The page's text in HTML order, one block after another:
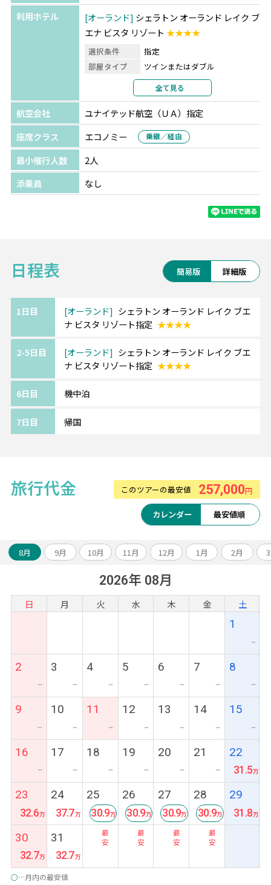
利用ホテル
オーランド シェラトン オーランド レイク ブ
エナ ビスタ リゾート ★★★★
選択条件
指定
部屋タイプ
ツインまたはダブル
2名1室利用
部屋カテゴリ
スタンダード
全て見る
航空会社
ユナイテッド航空（ＵＡ）指定
座席クラス
エコノミー 乗継／経由
最小催行人数
2人
添乗員
なし
日程表 簡易版 詳細版
1日目 オーランド
シェラトン オーランド レイク ブエ
ナ ビスタ リゾート指定 ★★★★
2-5日目 オーランド
シェラトン オーランド レイク ブエ
ナ ビスタ リゾート指定 ★★★★
6日目 機中泊
7日目 帰国
旅行代金 このツアーの最安値 257,000円
カレンダー 最安値順
8月 9月 10月 11月 12月 1月 2月
2026年 08月
日 月 火 水 木 金 土
1
ー
2
ー
3
ー
4
ー
5
ー
6
ー
7
ー
8
ー
9
ー
10
ー
11
ー
12
ー
13
ー
14
ー
15
ー
16
ー
17
ー
18
ー
19
ー
20
ー
21
ー
22
31.5
23
32.6
24
37.7
25
最
安
30.9
26
最
安
30.9
27
最
安
30.9
28
最
安
30.9
29
31.8
30
32.7
31
32.7
○…月内の最安値